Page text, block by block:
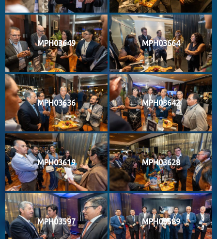
MPH03649 MPH03664
MPH03636 MPH03642
MPH03619 MPH03628
MPH03597 MPH03589